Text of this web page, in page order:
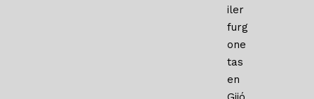
iler
furg
one
tas
en